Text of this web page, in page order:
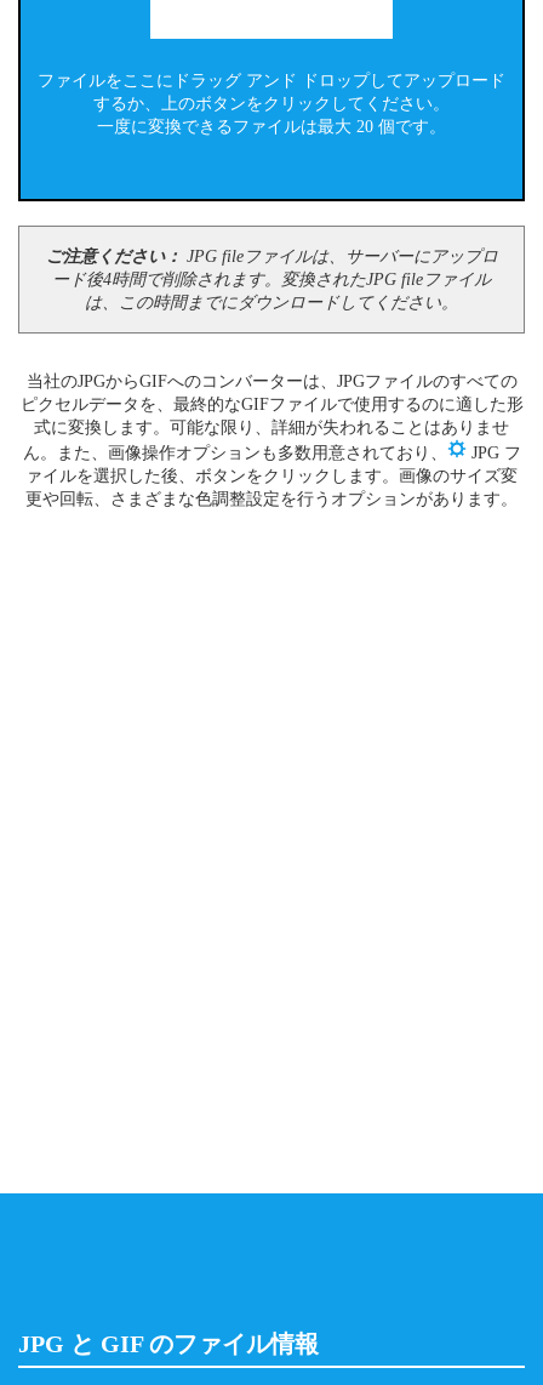
ファイルをここにドラッグ アンド ドロップしてアップロード
するか、上のボタンをクリックしてください。
一度に変換できるファイルは最大 20 個です。
ご注意ください： JPG fileファイルは、サーバーにアップロ
ード後4時間で削除されます。変換されたJPG fileファイル
は、この時間までにダウンロードしてください。
当社のJPGからGIFへのコンバーターは、JPGファイルのすべての
ピクセルデータを、最終的なGIFファイルで使用するのに適した形
式に変換します。可能な限り、詳細が失われることはありませ
ん。また、画像操作オプションも多数用意されており、
JPG フ
ァイルを選択した後、ボタンをクリックします。画像のサイズ変
更や回転、さまざまな色調整設定を行うオプションがあります。
JPG と GIF のファイル情報